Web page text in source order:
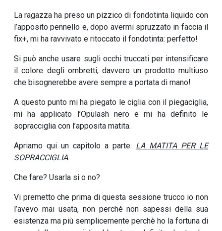
La ragazza ha preso un pizzico di fondotinta liquido con
l’apposito pennello e, dopo avermi spruzzato in faccia il
fix+, mi ha ravvivato e ritoccato il fondotinta: perfetto!
Si può anche usare sugli occhi truccati per intensificare
il colore degli ombretti, davvero un prodotto multiuso
che bisognerebbe avere sempre a portata di mano!
A questo punto mi ha piegato le ciglia con il piegaciglia,
mi ha applicato l’Opulash nero e mi ha definito le
sopracciglia con l’apposita matita.
Apriamo qui un capitolo a parte: LA MATITA PER LE
SOPRACCIGLIA.
Che fare? Usarla si o no?
Vi premetto che prima di questa sessione trucco io non
l’avevo mai usata, non perchè non sapessi della sua
esistenza ma più semplicemente perchè ho la fortuna di